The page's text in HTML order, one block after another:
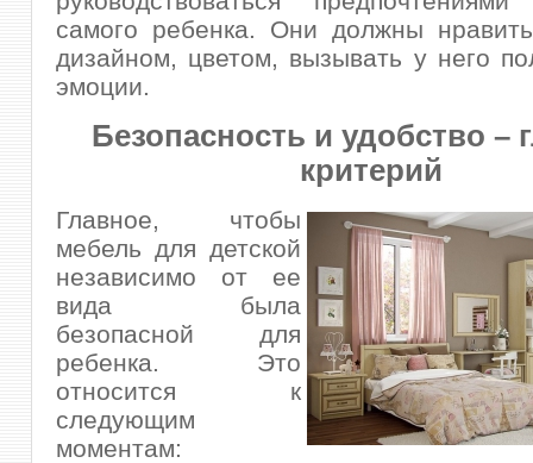
самого ребенка. Они должны
дизайном, цветом, вызывать у него
эмоции.
Безопасность и удобство –
критерий
Главное, чтобы
мебель для детской
независимо от ее
вида была
безопасной для
ребенка. Это
относится к
следующим
моментам: